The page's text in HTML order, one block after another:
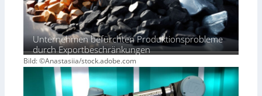
Unternehmen befürchten Produktionsprobleme
durch Exportbeschränkungen
Bild: ©Anastasiia/stock.adobe.com